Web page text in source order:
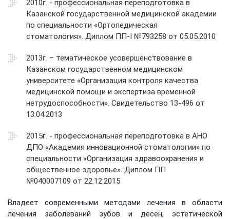
2010г. - профессиональная переподготовка в
Казанской государственной медицинской академии
по специальности «Ортопедическая
стоматология». Диплом ПП-I №793258 от 05.05.2010
2013г. – тематическое усовершенствование в
Казанском государственном медицинском
университете «Организация контроля качества
медицинской помощи и экспертиза временной
нетрудоспособности». Свидетельство 13-496 от
13.04.2013
2015г. - профессиональная переподготовка в АНО
ДПО «Академия инновационной стоматологии» по
специальности «Организация здравоохранения и
общественное здоровье». Диплом ПП
№040007109 от 22.12.2015
Владеет современными методами лечения в области
лечения заболеваний зубов и десен, эстетической